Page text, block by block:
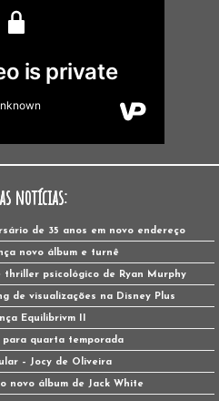
notícias:
de 35 anos em novo endereço
novo álbum e turnê
thriller psicológico de Ryan Murphy
de visualizações na Disney Plus
Equilibrivm II
para quarta temporada
– Jocy de Oliveira
novo álbum de Jack White